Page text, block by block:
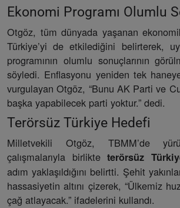
Ekonomi Programı Olumlu
Otgöz, tüm dünyada yaşanan
Türkiye’yi de etkilediğini belirterek,
programının olumlu sonuçlarının
söyledi. Enflasyonu yeniden tek
vurgulayan Otgöz, “Bunu AK Parti ve
başka yapabilecek parti yoktur.” dedi.
Terörsüz Türkiye Hedefi
Milletvekili Otgöz, TBMM’de
çalışmalarıyla birlikteterörsüz
adım yaklaşıldığını belirtti. Şehit
hassasiyetin altını çizerek, “Ülkemiz
çağ atlayacak.” ifadelerini kullandı.